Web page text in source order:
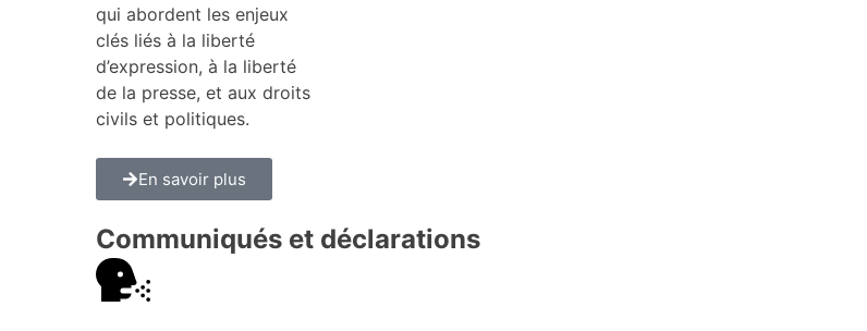
qui abordent les enjeux
clés liés à la liberté
d’expression, à la liberté
de la presse, et aux droits
civils et politiques.
En savoir plus
Communiqués et déclarations